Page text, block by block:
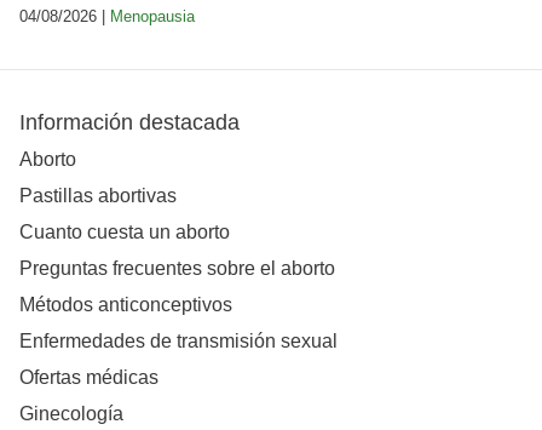
04/08/2026 | Menopausia
Información destacada
Aborto
Pastillas abortivas
Cuanto cuesta un aborto
Preguntas frecuentes sobre el aborto
Métodos anticonceptivos
Enfermedades de transmisión sexual
Ofertas médicas
Ginecología